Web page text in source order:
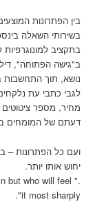
בין הפתרונות
בשירותי השאלה
בתקציב
ב"גישה הפתוחה",
נושא, תוך התחשבות
לגבי כתבי עת
מחיר, מספר
דעתם של המומחים
ועם כל הפתרונות –
יחוש אותו יותר.
but who will feel
it most sharply".